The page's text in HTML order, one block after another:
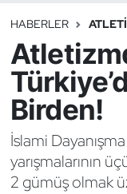
HABERLER
Birden!
İslami
yarışmalarının
2 gümüş olmak
Binicilik
Bisiklet
Bocce
Boks